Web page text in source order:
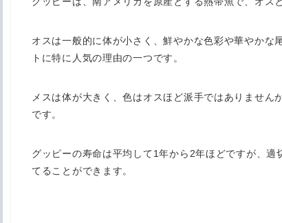
オスは一般的に体が小さく、鮮やかな色彩や華やかな
トに特に人気の理由の一つです。
メスは体が大きく、色はオスほど派手ではありませ
です。
グッピーの寿命は平均して1年から2年ほどですが、
てることができます。